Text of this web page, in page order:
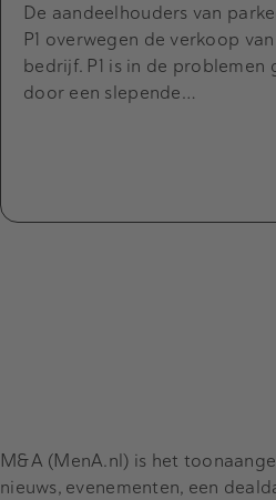
​De aandeelhouders van
P1 overwegen de verkoop
bedrijf. P1 is in de problemen
door een slepende…
M&A (MenA.nl) is het
nieuws, evenementen, een